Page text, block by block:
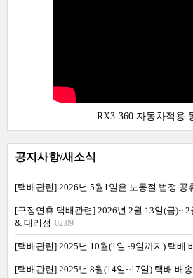
RX3-360 자동차적용
공지사항/새소식
[택배관련] 2026년 5월1일은 노동절 법정 공
[구정연휴 택배관련] 2026년 2월 13일(금)~
& 대리점 02.09
[택배관련] 2025년 10월(1일~9일까지) 택배
[택배관련] 2025년 8월(14일~17일) 택배 배